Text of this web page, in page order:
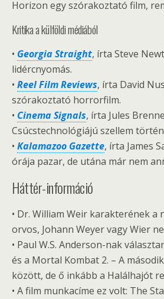
Horizon egy szórakoztató film,
Kritika a külföldi médiából
• Georgia Straight, írta Steve
lidércnyomás.
• Reel Film Reviews, írta David
szórakoztató horrorfilm.
• Cinema Signals, írta Jules
Csúcstechnológiájú szellem
• Kalamazoo Gazette, írta James
órája pazar, de utána már nem
Háttér-információ
• Dr. William Weir karakterének a
orvos, Johann Weyer vagy Wier
• Paul W.S. Anderson-nak
és a Mortal Kombat 2. – A
között, de ő inkább a Halálhajót
• A film munkacíme ez volt: The